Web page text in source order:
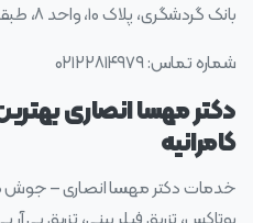
بانک گردشگری، پلاک ۱۰، واحد ۸، طبقه ۴
شماره تماس: ۰۲۱۲۲۸۱۴۹۷۹
دکتر مهسا انصاری
کامرانیه
خدمات دکتر مهسا انصاری – جوش